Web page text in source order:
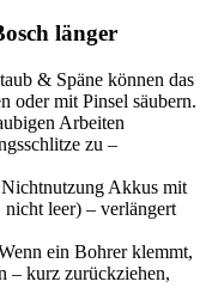
länger
& Späne können das
oder mit Pinsel säubern.
Arbeiten
zu –
Akkus mit
leer) – verlängert
ein Bohrer klemmt,
– kurz zurückziehen,